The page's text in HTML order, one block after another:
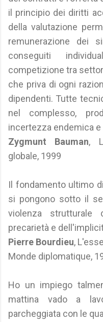
il principio dei diritti
della valutazione
remunerazione dei
conseguiti
competizione tra
che priva di ogni
dipendenti. Tutte
nel complesso,
incertezza endemica
Zygmunt Bauman,
globale, 1999
Il fondamento ultimo
si pongono sotto il
violenza strutturale
precarietà e
Pierre Bourdieu,
Monde diplomatique,
Ho un impiego
mattina vado a
parcheggiata con le